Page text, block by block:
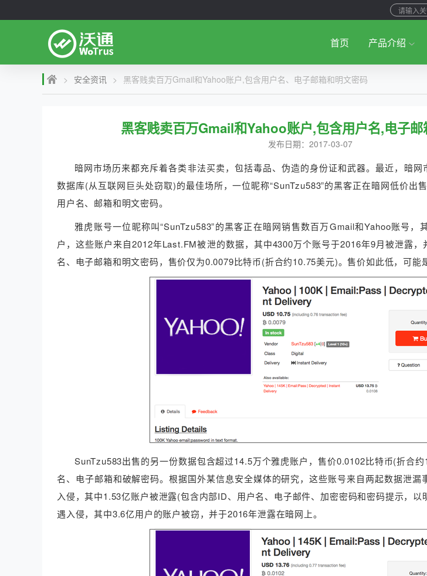
首页 产品介绍
> 安全资讯 > 黑客贱卖百万Gmail和Yahoo账户,包含用户名、电子邮箱和明文密码
黑客贱卖百万Gmail和Yahoo账户,包含用户名,电子邮
发布日期：2017-03-07
暗网市场历来都充斥着各类非法买卖，包括毒品、伪造的身份证和武器。最近，暗
数据库(从互联网巨头处窃取)的最佳场所，一位昵称“SunTzu583”的黑客正在暗网低价出
用户名、邮箱和明文密码。
雅虎账号一位昵称叫“SunTzu583”的黑客正在暗网销售数百万Gmail和Yahoo账号，
户，这些账户来自2012年Last.FM被泄的数据，其中4300万个账号于2016年9月被泄露，
名、电子邮箱和明文密码，售价仅为0.0079比特币(折合约10.75美元)。售价如此低，可能
SunTzu583出售的另一份数据包含超过14.5万个雅虎账户，售价0.0102比特币(折合
名、电子邮箱和破解密码。根据国外某信息安全媒体的研究，这些账号来自两起数据泄漏
入侵，其中1.53亿账户被泄露(包含内部ID、用户名、电子邮件、加密密码和密码提示，
遇入侵，其中3.6亿用户的账户被窃，并于2016年泄露在暗网上。